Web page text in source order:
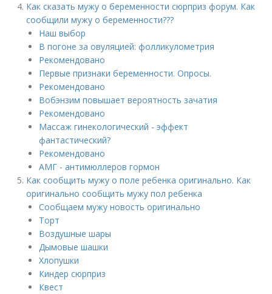
Как сказать мужу о беременности сюрприз форум. Как
сообщили мужу о беременности???
Наш выбор
В погоне за овуляцией: фолликулометрия
Рекомендовано
Первые признаки беременности. Опросы.
Рекомендовано
Вобэнзим повышает вероятность зачатия
Рекомендовано
Массаж гинекологический - эффект
фантастический?
Рекомендовано
АМГ - антимюллеров гормон
Как сообщить мужу о поле ребенка оригинально. Как
оригинально сообщить мужу пол ребенка
Сообщаем мужу новость оригинально
Торт
Воздушные шары
Дымовые шашки
Хлопушки
Киндер сюрприз
Квест